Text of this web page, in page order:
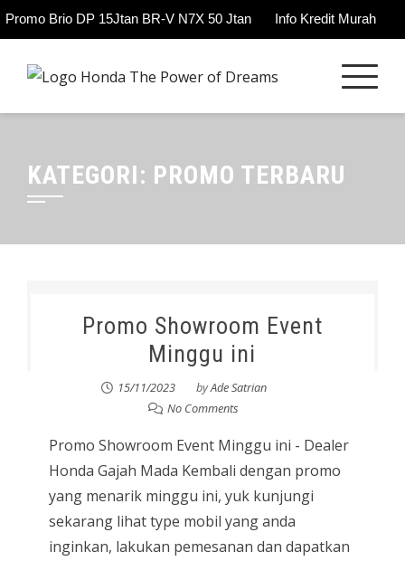
Promo Brio DP 15Jtan BR-V N7X 50 Jtan Info Kredit Murah
KATEGORI: PROMO TERBARU
Promo Showroom Event
Minggu ini
15/11/2023 byAde Satrian
No Comments
Promo Showroom Event Minggu ini - Dealer
Honda Gajah Mada Kembali dengan promo
yang menarik minggu ini, yuk kunjungi
sekarang lihat type mobil yang anda
inginkan, lakukan pemesanan dan dapatkan